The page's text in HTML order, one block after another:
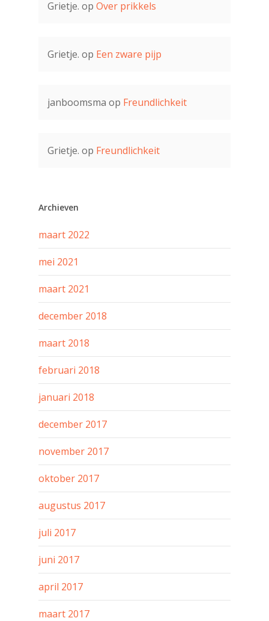
Grietje. op Over prikkels
Grietje. op Een zware pijp
janboomsma op Freundlichkeit
Grietje. op Freundlichkeit
Archieven
maart 2022
mei 2021
maart 2021
december 2018
maart 2018
februari 2018
januari 2018
december 2017
november 2017
oktober 2017
augustus 2017
juli 2017
juni 2017
april 2017
maart 2017